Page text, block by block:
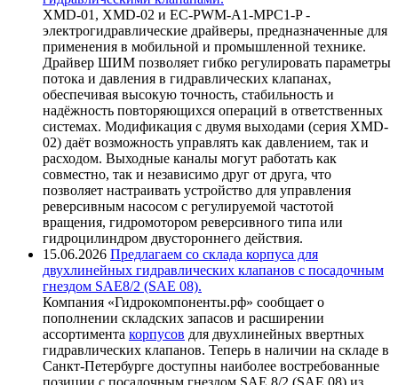
XMD-01, XMD-02 и EC-PWM-A1-MPC1-P -
электрогидравлические драйверы, предназначенные для
применения в мобильной и промышленной технике.
Драйвер ШИМ позволяет гибко регулировать параметры
потока и давления в гидравлических клапанах,
обеспечивая высокую точность, стабильность и
надёжность повторяющихся операций в ответственных
системах. Модификация с двумя выходами (серия XMD-
02) даёт возможность управлять как давлением, так и
расходом. Выходные каналы могут работать как
совместно, так и независимо друг от друга, что
позволяет настраивать устройство для управления
реверсивным насосом с регулируемой частотой
вращения, гидромотором реверсивного типа или
гидроцилиндром двустороннего действия.
15.06.2026 Предлагаем со склада корпуса для
двухлинейных гидравлических клапанов с посадочным
гнездом SAE8/2 (SAE 08).
Компания «Гидрокомпоненты.рф» сообщает о
пополнении складских запасов и расширении
ассортимента корпусов для двухлинейных ввертных
гидравлических клапанов. Теперь в наличии на складе в
Санкт-Петербурге доступны наиболее востребованные
позиции с посадочным гнездом SAE 8/2 (SAE 08) из